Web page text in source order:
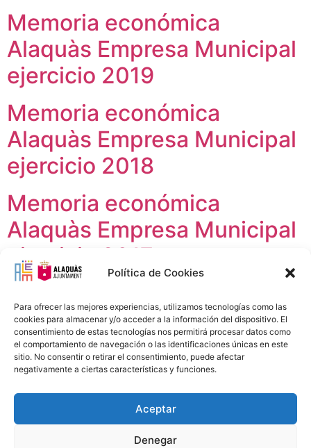
Política de Cookies
Para ofrecer las mejores experiencias, utilizamos tecnologías como las
cookies para almacenar y/o acceder a la información del dispositivo. El
consentimiento de estas tecnologías nos permitirá procesar datos como
el comportamiento de navegación o las identificaciones únicas en este
sitio. No consentir o retirar el consentimiento, puede afectar
negativamente a ciertas características y funciones.
Aceptar
Denegar
Memoria económica
Alaquàs Empresa Municipal
ejercicio 2019
Memoria económica
Alaquàs Empresa Municipal
ejercicio 2018
Memoria económica
Alaquàs Empresa Municipal
ejercicio 2017
Política Cookies
info@alem.alaquas.org